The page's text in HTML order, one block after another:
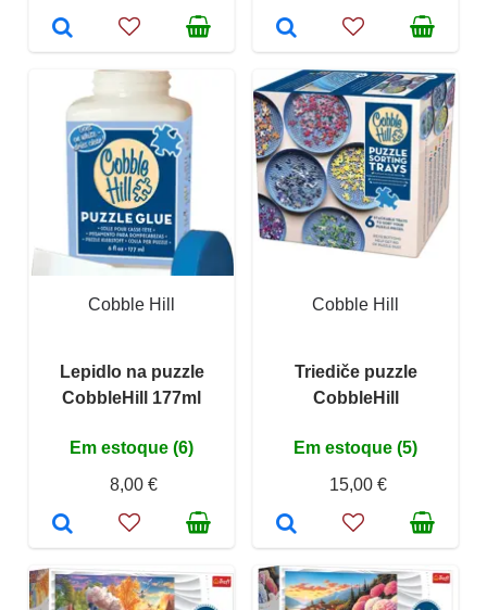
Cobble Hill
Lepidlo na puzzle
CobbleHill 177ml
Em estoque (6)
8,00 €
Cobble Hill
Triediče puzzle
CobbleHill
Em estoque (5)
15,00 €